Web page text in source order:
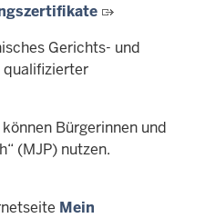
Gerichts- und
Bürgerinnen und
(MJP) nutzen.
Mein